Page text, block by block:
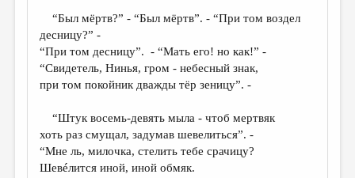
ОБЪЯВЛЕНИЯ
КОЛОНКА РЕДАКТОРА
РЕДКОЛЛЕГИЯ
МАЛАЯ ПРОЗА
ЭССЕИСТИКА
“Был мёртв?” - “Был мёртв”. - “При том воздел
десницу?” -
“При том десницу”. - “Мать его! но как!” -
“Свидетель, Нинья, гром - небесный знак,
при том покойник дважды тёр зеницу”. -
“Штук восемь-девять мыла - чтоб мертвяк
хоть раз смущал, задумав шевелиться”. -
“Мне ль, милочка, стелить тебе срачицу?
Шевéлится иной, иной обмяк.